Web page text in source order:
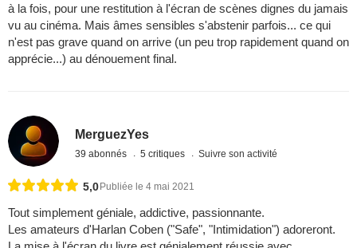
à la fois, pour une restitution à l'écran de scènes dignes du jamais
vu au cinéma. Mais âmes sensibles s'abstenir parfois... ce qui
n'est pas grave quand on arrive (un peu trop rapidement quand on
apprécie...) au dénouement final.
MerguezYes
39 abonnés 5 critiques Suivre son activité
5,0 Publiée le 4 mai 2021
Tout simplement géniale, addictive, passionnante.
Les amateurs d'Harlan Coben ("Safe", "Intimidation") adoreront.